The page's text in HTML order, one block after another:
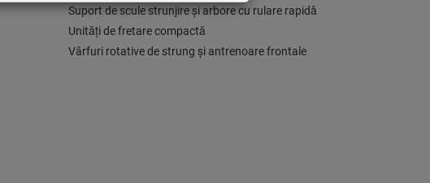
Suport de scule strunjire și arbore cu rulare rapidă
Unități de fretare compactă
Vârfuri rotative de strung şi antrenoare frontale